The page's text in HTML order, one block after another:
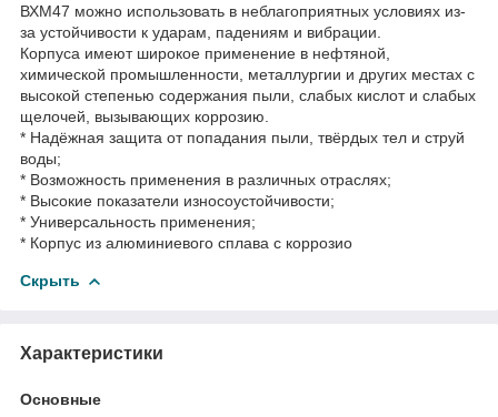
ВХМ47 можно использовать в неблагоприятных условиях из-
за устойчивости к ударам, падениям и вибрации.
Корпуса имеют широкое применение в нефтяной,
химической промышленности, металлургии и других местах с
высокой степенью содержания пыли, слабых кислот и слабых
щелочей, вызывающих коррозию.
* Надёжная защита от попадания пыли, твёрдых тел и струй
воды;
* Возможность применения в различных отраслях;
* Высокие показатели износоустойчивости;
* Универсальность применения;
* Корпус из алюминиевого сплава с коррозио
Скрыть
Характеристики
Основные